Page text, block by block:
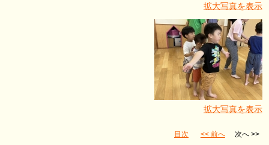
拡大写真を表示
拡大写真を表示
目次 << 前へ 次へ >>